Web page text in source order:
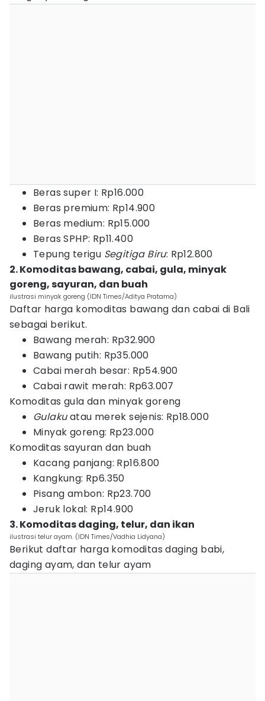
Beras super I: Rp16.000
Beras premium: Rp14.900
Beras medium: Rp15.000
Beras SPHP: Rp11.400
Tepung terigu Segitiga Biru: Rp12.800
2. Komoditas bawang, cabai, gula, minyak
goreng, sayuran, dan buah
ilustrasi minyak goreng (IDN Times/Aditya Pratama)
Daftar harga komoditas bawang dan cabai di Bali
sebagai berikut.
Bawang merah: Rp32.900
Bawang putih: Rp35.000
Cabai merah besar: Rp54.900
Cabai rawit merah: Rp63.007
Komoditas gula dan minyak goreng
Gulakuatau merek sejenis: Rp18.000
Minyak goreng: Rp23.000
Komoditas sayuran dan buah
Kacang panjang: Rp16.800
Kangkung: Rp6.350
Pisang ambon: Rp23.700
Jeruk lokal: Rp14.900
3. Komoditas daging, telur, dan ikan
ilustrasi telur ayam. (IDN Times/Vadhia Lidyana)
Berikut daftar harga komoditas daging babi,
daging ayam, dan telur ayam